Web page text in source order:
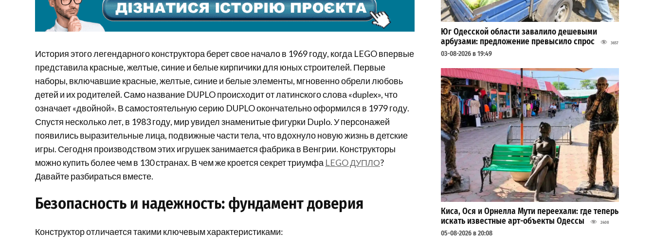
История этого легендарного конструктора берет свое начало в 1969 году, когда LEGO впервые
представила красные, желтые, синие и белые кирпичики для юных строителей. Первые
наборы, включавшие красные, желтые, синие и белые элементы, мгновенно обрели любовь
детей и их родителей. Само название DUPLO происходит от латинского слова «duplex», что
означает «двойной». В самостоятельную серию DUPLO окончательно оформился в 1979 году.
Спустя несколько лет, в 1983 году, мир увидел знаменитые фигурки Duplo. У персонажей
появились выразительные лица, подвижные части тела, что вдохнуло новую жизнь в детские
игры. Сегодня производством этих игрушек занимается фабрика в Венгрии. Конструкторы
можно купить более чем в 130 странах. В чем же кроется секрет триумфа LEGO ДУПЛО?
Давайте разбираться вместе.
Безопасность и надежность: фундамент доверия
Конструктор отличается такими ключевым характеристиками:
Юг Одесской области завалило дешевыми
арбузами: предложение превысило спрос
3657
03-08-2026 в 19:49
Киса, Ося и Орнелла Мути переехали: где теперь
искать известные арт-объекты Одессы
2408
05-08-2026 в 20:08